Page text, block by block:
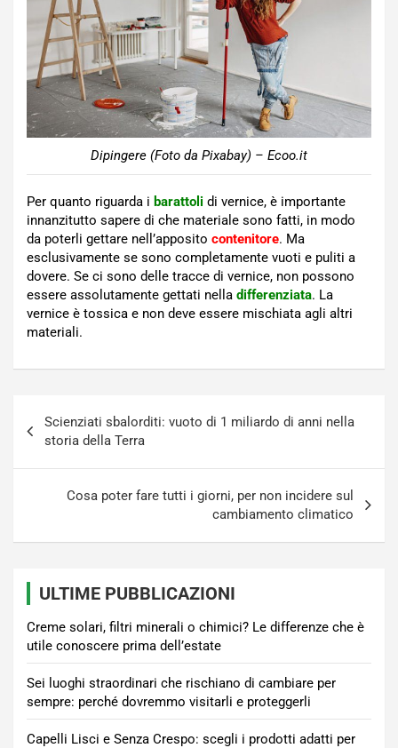
Dipingere (Foto da Pixabay) – Ecoo.it
Per quanto riguarda i barattoli di vernice, è importante
innanzitutto sapere di che materiale sono fatti, in modo
da poterli gettare nell’apposito contenitore. Ma
esclusivamente se sono completamente vuoti e puliti a
dovere. Se ci sono delle tracce di vernice, non possono
essere assolutamente gettati nella differenziata. La
vernice è tossica e non deve essere mischiata agli altri
materiali.
articoli
Scienziati sbalorditi: vuoto di 1 miliardo di anni nella
storia della Terra
Cosa poter fare tutti i giorni, per non incidere sul
cambiamento climatico
ULTIME PUBBLICAZIONI
Creme solari, filtri minerali o chimici? Le differenze che è
utile conoscere prima dell’estate
Sei luoghi straordinari che rischiano di cambiare per
sempre: perché dovremmo visitarli e proteggerli
Capelli Lisci e Senza Crespo: scegli i prodotti adatti per